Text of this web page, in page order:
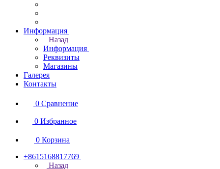
Информация
Назад
Информация
Реквизиты
Магазины
Галерея
Контакты
0 Сравнение
0 Избранное
0 Корзина
+8615168817769
Назад